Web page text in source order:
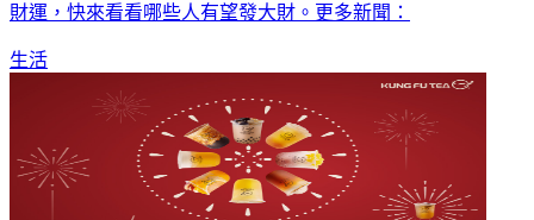
財運，快來看看哪些人有望發大財。更多新聞：
生活